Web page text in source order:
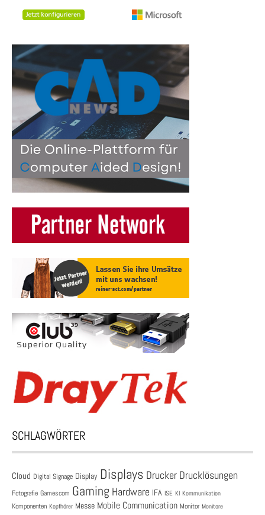
SCHLAGWÖRTER
Cloud Digital Signage Display Displays Drucker Drucklösungen
Fotografie Gamescom Gaming Hardware IFA ISE KI Kommunikation
Komponenten Kopfhörer Messe Mobile Communication Monitor Monitore